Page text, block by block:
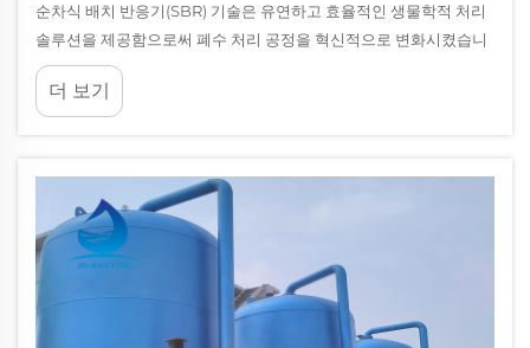
순차식 배치 반응기(SBR) 기술은 유연하고 효율적인 생물학적 처리
솔루션을 제공함으로써 폐수 처리 공정을 혁신적으로 변화시켰습니
다. 그러나 어떤 SBR 시스템의 성공 여부는 후처리 단계에서의 효과
적인 슬러지 관리에 크게 좌우됩니다...
더 보기